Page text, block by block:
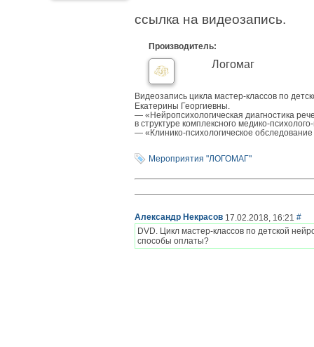
ссылка на видеозапись.
Производитель:
Логомаг
Видеозапись цикла мастер-классов по
Екатерины Георгиевны.
— «Нейропсихологическая диагностика
в структуре комплексного медико-
— «Клинико-психологическое
Мероприятия "ЛОГОМАГ"
Александр Некрасов 17.02.2018, 16:21 #
DVD. Цикл мастер-классов по детской
способы оплаты?